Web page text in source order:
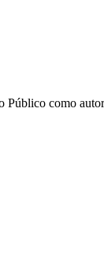
Público como